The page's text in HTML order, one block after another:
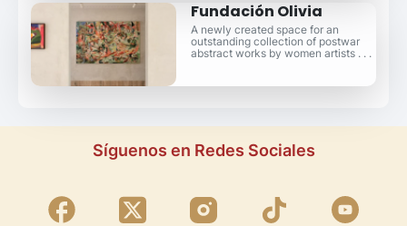
Fundación Olivia
A newly created space for an
outstanding collection of postwar
abstract works by women artists . . .
Síguenos en Redes Sociales